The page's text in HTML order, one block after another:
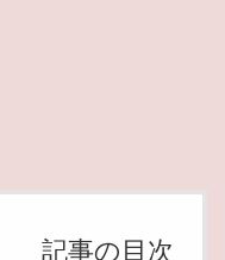
記事の目次